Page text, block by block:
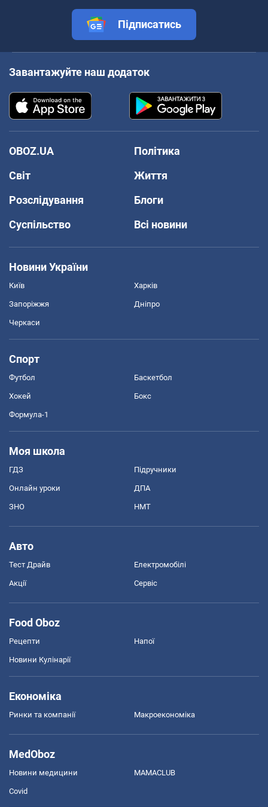
Підписатись
Завантажуйте наш додаток
OBOZ.UA
Політика
Світ
Життя
Розслідування
Блоги
Суспільство
Всі новини
Новини України
Київ Харків
Запоріжжя Дніпро
Черкаси
Спорт
Футбол Баскетбол
Хокей Бокс
Формула-1
Моя школа
ГДЗ Підручники
Онлайн уроки ДПА
ЗНО НМТ
Авто
Тест Драйв Електромобілі
Акції Сервіс
Food Oboz
Рецепти Напої
Новини Кулінарії
Економіка
Ринки та компанії Макроекономіка
MedOboz
Новини медицини MAMACLUB
Covid